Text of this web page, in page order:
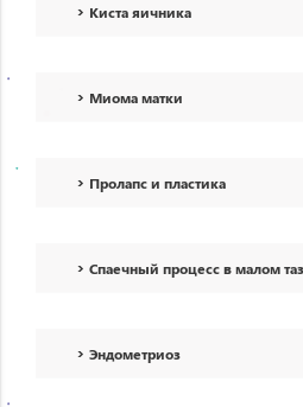
Киста яичника
Миома матки
Пролапс и пластика
Спаечный процесс в малом
Эндометриоз